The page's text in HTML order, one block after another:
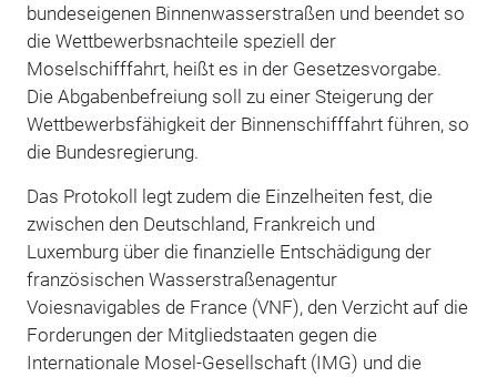
bundeseigenen Binnenwasserstraßen und beendet so
die Wettbewerbsnachteile speziell der
Moselschifffahrt, heißt es in der Gesetzesvorgabe.
Die Abgabenbefreiung soll zu einer Steigerung der
Wettbewerbsfähigkeit der Binnenschifffahrt führen, so
die Bundesregierung.
Das Protokoll legt zudem die Einzelheiten fest, die
zwischen den Deutschland, Frankreich und
Luxemburg über die finanzielle Entschädigung der
französischen Wasserstraßenagentur
Voiesnavigables de France (VNF), den Verzicht auf die
Forderungen der Mitgliedstaaten gegen die
Internationale Mosel-Gesellschaft (IMG) und die